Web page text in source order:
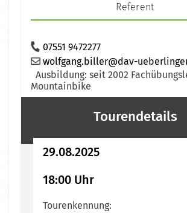
Referent
07551 9472277
wolfgang.biller@dav-
Ausbildung: seit 2002
Mountainbike
Tourendetails
29.08.2025
18:00 Uhr
Tourenkennung: